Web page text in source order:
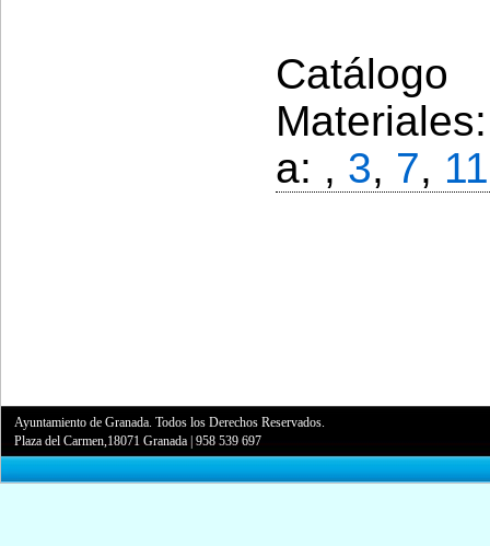
a: , 3, 7, 11
Ayuntamiento de Granada. Todos los Derechos Reservados.
Plaza del Carmen,18071 Granada |958 539 697